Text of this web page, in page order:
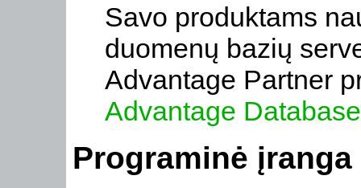
Savo produktams
duomenų bazių
Advantage Partner
Advantage
Programinė įranga